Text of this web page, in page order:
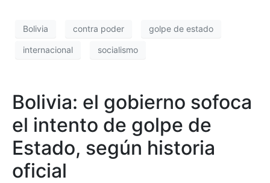
Bolivia contra poder golpe de estado
internacional socialismo
Bolivia: el gobierno sofoca
el intento de golpe de
Estado, según historia
oficial